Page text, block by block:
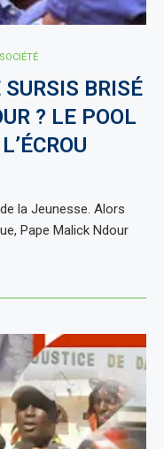
SOCIÉTÉ
BRISÉ
? LE POOL
la Jeunesse. Alors
Pape Malick Ndour